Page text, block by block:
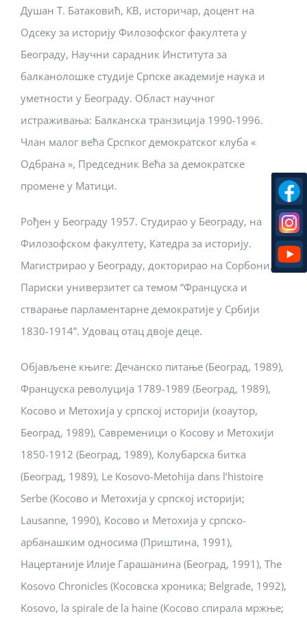
Душан Т. Батаковић, КВ, историчар, доцент на
Одсеку за историју Филозофског факултета у
Београду, Научни сарадник Института за
балканолошке студије Српске академије наука и
уметности у Београду. Област научног
истраживања: Балканска транзиција 1990-1996.
Члан малог већа Срспког демократског клуба «
Одбрана », Председник Већа за демократске
промене у Матици.
Рођен у Београду 1957. Студирао у Београду, на
Филозофском факултету, Катедра за историју.
Магистрирао у Београду, докторирао на Сорбони,
Париски универзитет са темом “Француска и
стварање парламентарне демократије у Србији
1830-1914”. Удовац отац двоје деце.
Објављене књиге: Дечанско питање (Београд, 1989),
Француска револуција 1789-1989 (Београд, 1989),
Косово и Метохија у српској историји (коаутор,
Београд, 1989), Савременици о Косову и Метохији
1850-1912 (Београд, 1989), Колубарска битка
(Београд, 1989), Le Kosovo-Metohija dans l’histoire
Serbe (Косово и Метохија у српској историји;
Lausanne, 1990), Косово и Метохија у српско-
арбанашким односима (Приштина, 1991),
Нацертаније Илије Гарашанина (Београд, 1991), The
Kosovo Chronicles (Косовска хроника; Belgrade, 1992),
Kosovo, la spirale de la haine (Косово спирала мржње;